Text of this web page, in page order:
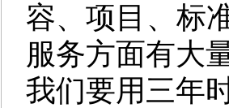
容、项目、标
服务方面有大
我们要用三年